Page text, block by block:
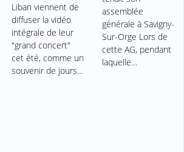
Liban viennent de
diffuser la vidéo
intégrale de leur
"grand concert"
cet été, comme un
souvenir de jours…
assemblée
générale à Savigny-
Sur-Orge Lors de
cette AG, pendant
laquelle…